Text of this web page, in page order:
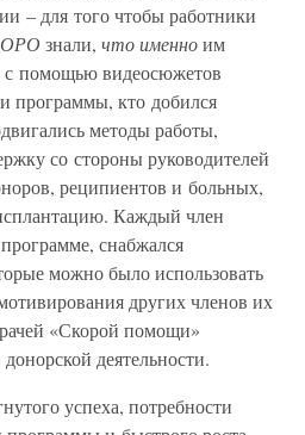
– для того чтобы работники
ОРОзнали, что именноим
с помощью видеосюжетов
программы, кто добился
методы работы,
со стороны руководителей
реципиентов и больных,
Каждый член
снабжался
можно было использовать
других членов их
«Скорой помощи»
деятельности.
успеха, потребности